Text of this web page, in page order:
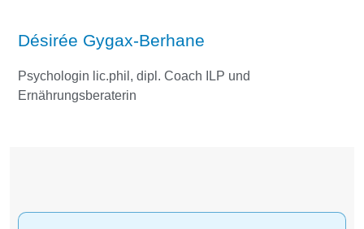
Désirée Gygax-Berhane
Psychologin lic.phil, dipl. Coach ILP und
Ernährungsberaterin